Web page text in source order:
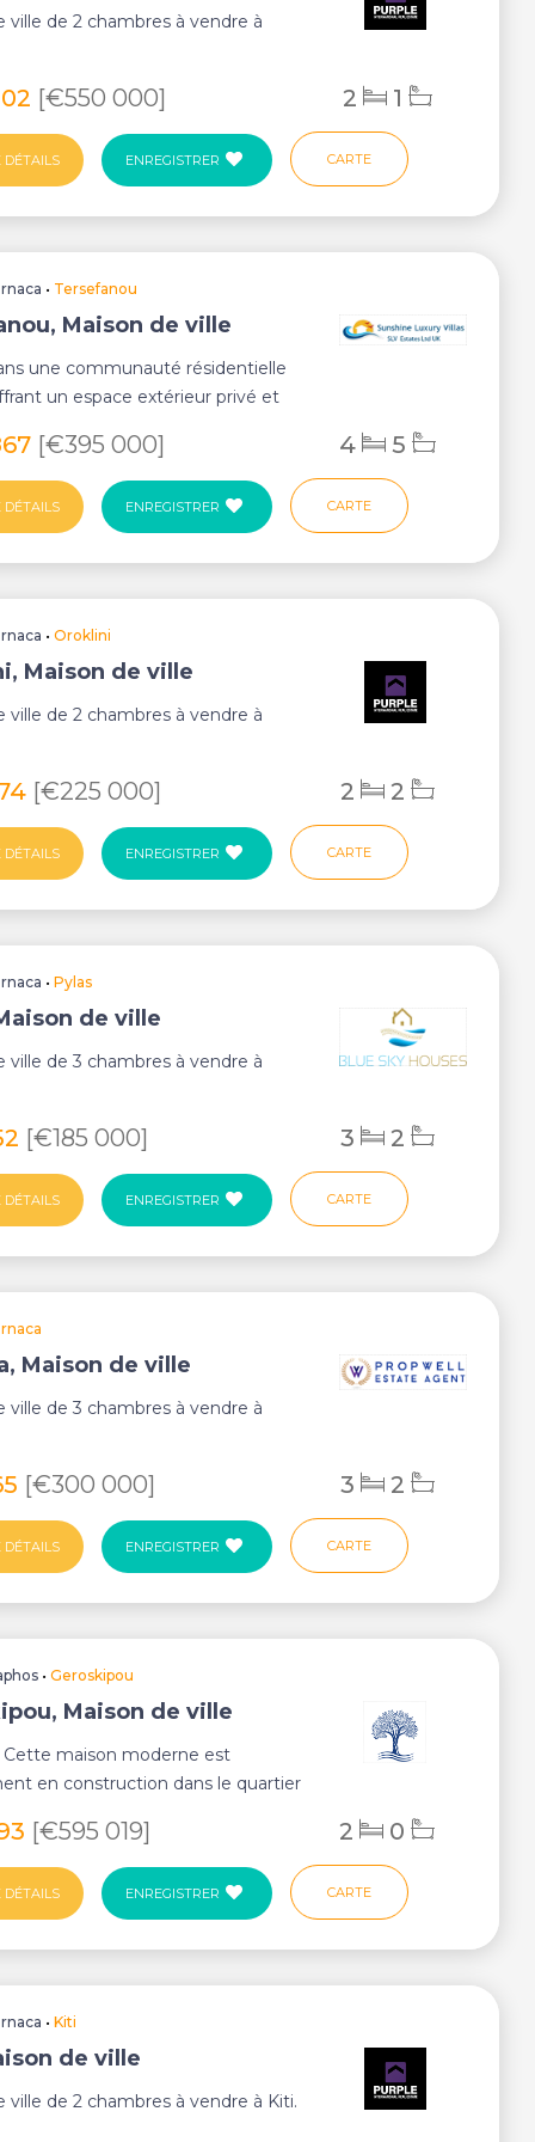
ville de 2 chambres à vendre à
[€550 000] 2 1
DÉTAILS ENREGISTRER CARTE
• Tersefanou
Maison de ville
une communauté résidentielle
un espace extérieur privé et
[€395 000] 4 5
DÉTAILS ENREGISTRER CARTE
•Oroklini
Maison de ville
ville de 2 chambres à vendre à
[€225 000] 2 2
DÉTAILS ENREGISTRER CARTE
•Pylas
de ville
ville de 3 chambres à vendre à
[€185 000] 3 2
DÉTAILS ENREGISTRER CARTE
Maison de ville
ville de 3 chambres à vendre à
[€300 000] 3 2
DÉTAILS ENREGISTRER CARTE
•Geroskipou
Maison de ville
Cette maison moderne est
en construction dans le quartier
[€595 019] 2 0
DÉTAILS ENREGISTRER CARTE
•Kiti
de ville
ville de 2 chambres à vendre à Kiti.